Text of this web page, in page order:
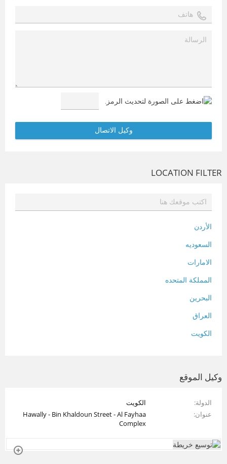
LOCATION FILTER
الأردن
السعوديه
الامارات
المملكة المتحده
البحرين
العراق
الكويت
فلسطين
وكيل الموقع
الدولة
الكويت
عنوان
Hawally - Bin Khaldoun Street - Al Fayhaa
Complex